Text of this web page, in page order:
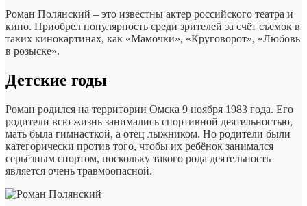
Роман Полянский – это известны актер российского театра и
кино. Приобрел популярность среди зрителей за счёт съемок в
таких кинокартинах, как «Мамочки», «Круговорот», «Любовь
в розыске».
Детские годы
Роман родился на территории Омска 9 ноября 1983 года. Его
родители всю жизнь занимались спортивной деятельностью,
мать была гимнасткой, а отец лыжником. Но родители были
категорически против того, чтобы их ребёнок занимался
серьёзным спортом, поскольку такого рода деятельность
является очень травмоопасной.